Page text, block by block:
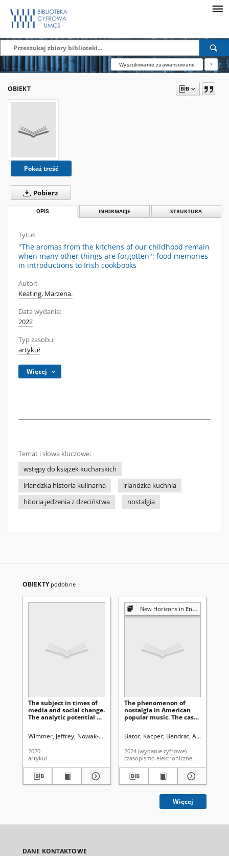
Wyszukiwanie zaawansowane ?
OBIEKT
Pokaż treść
Pobierz
OPIS INFORMACJE STRUKTURA
Tytuł:
"The aromas from the kitchens of our childhood remain
when many other things are forgotten": food memories
in introductions to Irish cookbooks
Autor:
Keating, Marzena.
Data wydania:
2022
Typ zasobu:
artykuł
Więcej
Temat i słowa kluczowe:
wstępy do książek kucharskich
irlandzka historia kulinarna
irlandzka kuchnia
hitoria jedzenia z dzeciństwa
nostalgia
OBIEKTY podobne
The subject in times of
media and social change.
The analytic potential of
of retro gaming
Wimmer, Jeffrey Nowak-Teter, Ewa. Red.
2020
artykuł
New Horizons in English Studies
The phenomenon of
nostalgia in American
popular music. The cases
“Renaissance”, and The
Bator, Kacper Bendrat, Anna (1978-
2024 (wydanie cyfrowe)
czasopismo elektroniczne
Więcej
DANE KONTAKTOWE